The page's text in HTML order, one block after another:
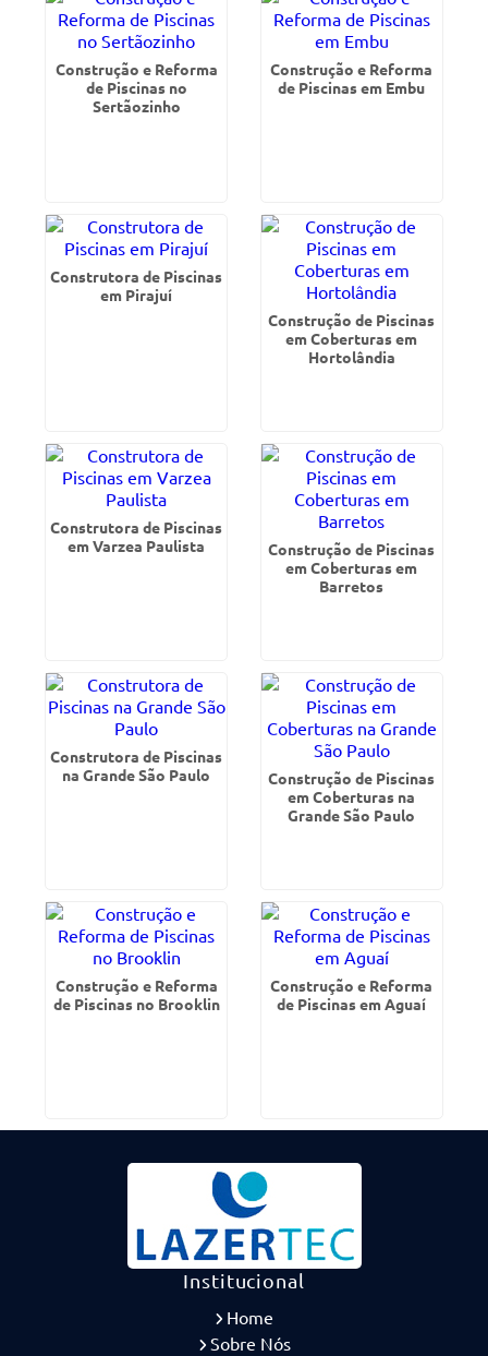
Construção e Reforma
de Piscinas no
Sertãozinho
Construção e Reforma
de Piscinas em Embu
Construtora de Piscinas
em Pirajuí
Construção de Piscinas
em Coberturas em
Hortolândia
Construtora de Piscinas
em Varzea Paulista
Construção de Piscinas
em Coberturas em
Barretos
Construtora de Piscinas
na Grande São Paulo
Construção de Piscinas
em Coberturas na
Grande São Paulo
Construção e Reforma
de Piscinas no Brooklin
Construção e Reforma
de Piscinas em Aguaí
Institucional
Home
Sobre Nós